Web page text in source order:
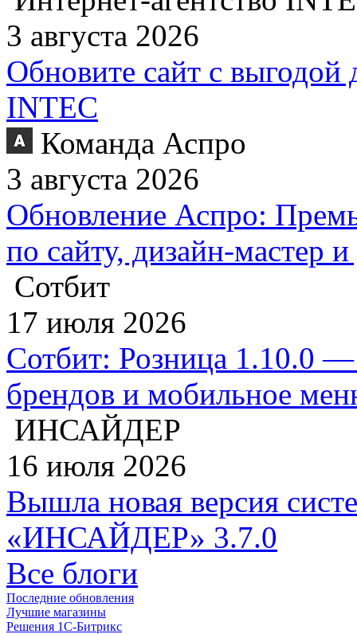
3 августа 2026
Обновите сайт с выгодой
INTEC
Команда Аспро
3 августа 2026
Обновление Аспро:
по сайту, дизайн-мастер
Сотбит
17 июля 2026
Сотбит: Розница 1.10.0 —
брендов и мобильное
ИНСАЙДЕР
16 июля 2026
Вышла новая версия
«ИНСАЙДЕР» 3.7.0
Все блоги
Последние обновления
Лучшие магазины
Решения 1С-Битрикс